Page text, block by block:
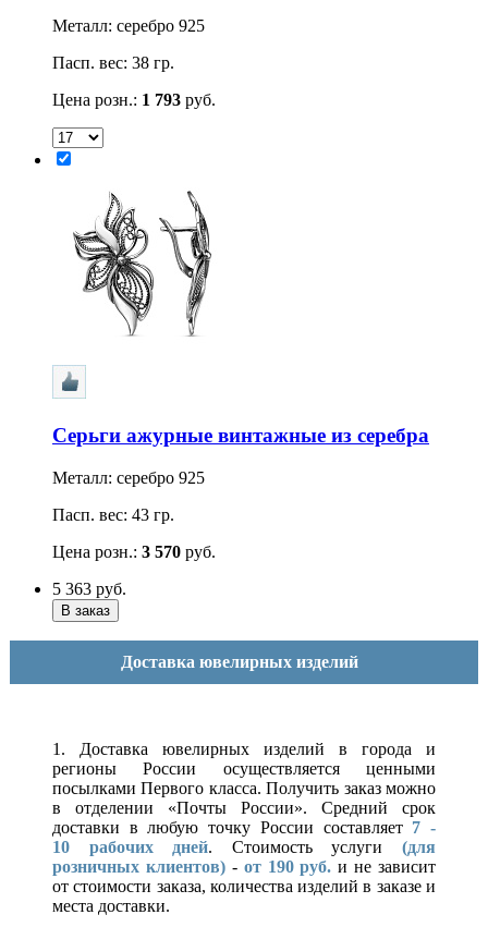
Металл: серебро 925
Пасп. вес: 38 гр.
Цена розн.: 1 793 руб.
Серьги ажурные винтажные из серебра
Металл: серебро 925
Пасп. вес: 43 гр.
Цена розн.: 3 570 руб.
5 363 руб.
Доставка ювелирных изделий
1. Доставка ювелирных изделий в города и
регионы России осуществляется ценными
посылками Первого класса. Получить заказ можно
в отделении «Почты России». Средний срок
доставки в любую точку России составляет 7 -
10 рабочих дней. Стоимость услуги(для
розничных клиентов)- от 190 руб. и не зависит
от стоимости заказа, количества изделий в заказе и
места доставки.